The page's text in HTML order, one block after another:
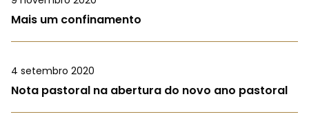
Mais um confinamento
4 setembro 2020
Nota pastoral na abertura do novo ano pastoral